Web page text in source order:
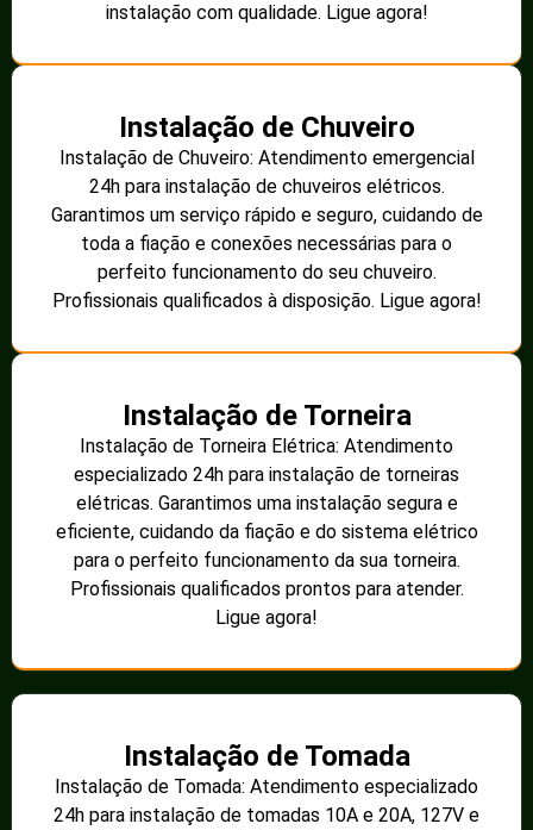
instalação com qualidade. Ligue agora!
Instalação de Chuveiro
Instalação de Chuveiro: Atendimento emergencial
24h para instalação de chuveiros elétricos.
Garantimos um serviço rápido e seguro, cuidando de
toda a fiação e conexões necessárias para o
perfeito funcionamento do seu chuveiro.
Profissionais qualificados à disposição. Ligue agora!
Instalação de Torneira
Instalação de Torneira Elétrica: Atendimento
especializado 24h para instalação de torneiras
elétricas. Garantimos uma instalação segura e
eficiente, cuidando da fiação e do sistema elétrico
para o perfeito funcionamento da sua torneira.
Profissionais qualificados prontos para atender.
Ligue agora!
Instalação de Tomada
Instalação de Tomada: Atendimento especializado
24h para instalação de tomadas 10A e 20A, 127V e